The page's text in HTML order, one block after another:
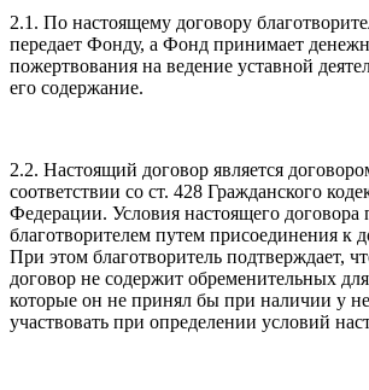
2.1. По настоящему договору
передает Фонду, а Фонд принимает
пожертвования на ведение уставной
его содержание.
2.2. Настоящий договор является
соответствии со ст. 428 Гражданского
Федерации. Условия настоящего
благотворителем путем присоединения к
При этом благотворитель подтверждает,
договор не содержит обременительных
которые он не принял бы при наличии у
участвовать при определении условий